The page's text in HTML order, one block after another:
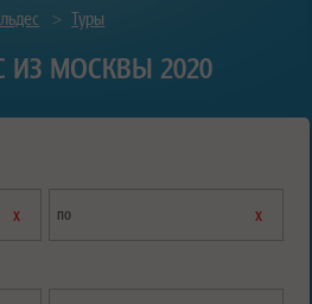
> Туры
ИЗ МОСКВЫ 2020
х по х